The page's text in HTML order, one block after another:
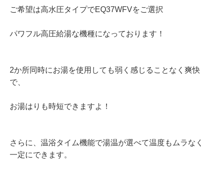
ご希望は高水圧タイプでEQ37WFVをご選択
パワフル高圧給湯な機種になっております！
2か所同時にお湯を使用しても弱く感じることなく爽快
で、
お湯はりも時短できますよ！
さらに、温浴タイム機能で湯温が選べて温度もムラなく
一定にできます。